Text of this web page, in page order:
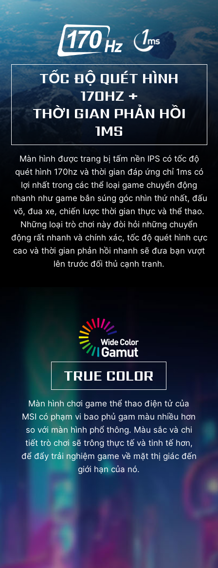
TỐC ĐỘ QUÉT HÌNH
170HZ +
THỜI GIAN PHẢN HỒI
1MS
Màn hình được trang bị tấm nền IPS có tốc độ
quét hình 170hz và thời gian đáp ứng chỉ 1ms có
lợi nhất trong các thể loại game chuyển động
nhanh như game bắn súng góc nhìn thứ nhất, đấu
võ, đua xe, chiến lược thời gian thực và thể thao.
Những loại trò chơi này đòi hỏi những chuyển
động rất nhanh và chính xác, tốc độ quét hình cực
cao và thời gian phản hồi nhanh sẽ đưa bạn vượt
lên trước đối thủ cạnh tranh.
TRUE COLOR
Màn hình chơi game thể thao điện tử của
MSI có phạm vi bao phủ gam màu nhiều hơn
so với màn hình phổ thông. Màu sắc và chi
tiết trò chơi sẽ trông thực tế và tinh tế hơn,
để đẩy trải nghiệm game về mặt thị giác đến
giới hạn của nó.